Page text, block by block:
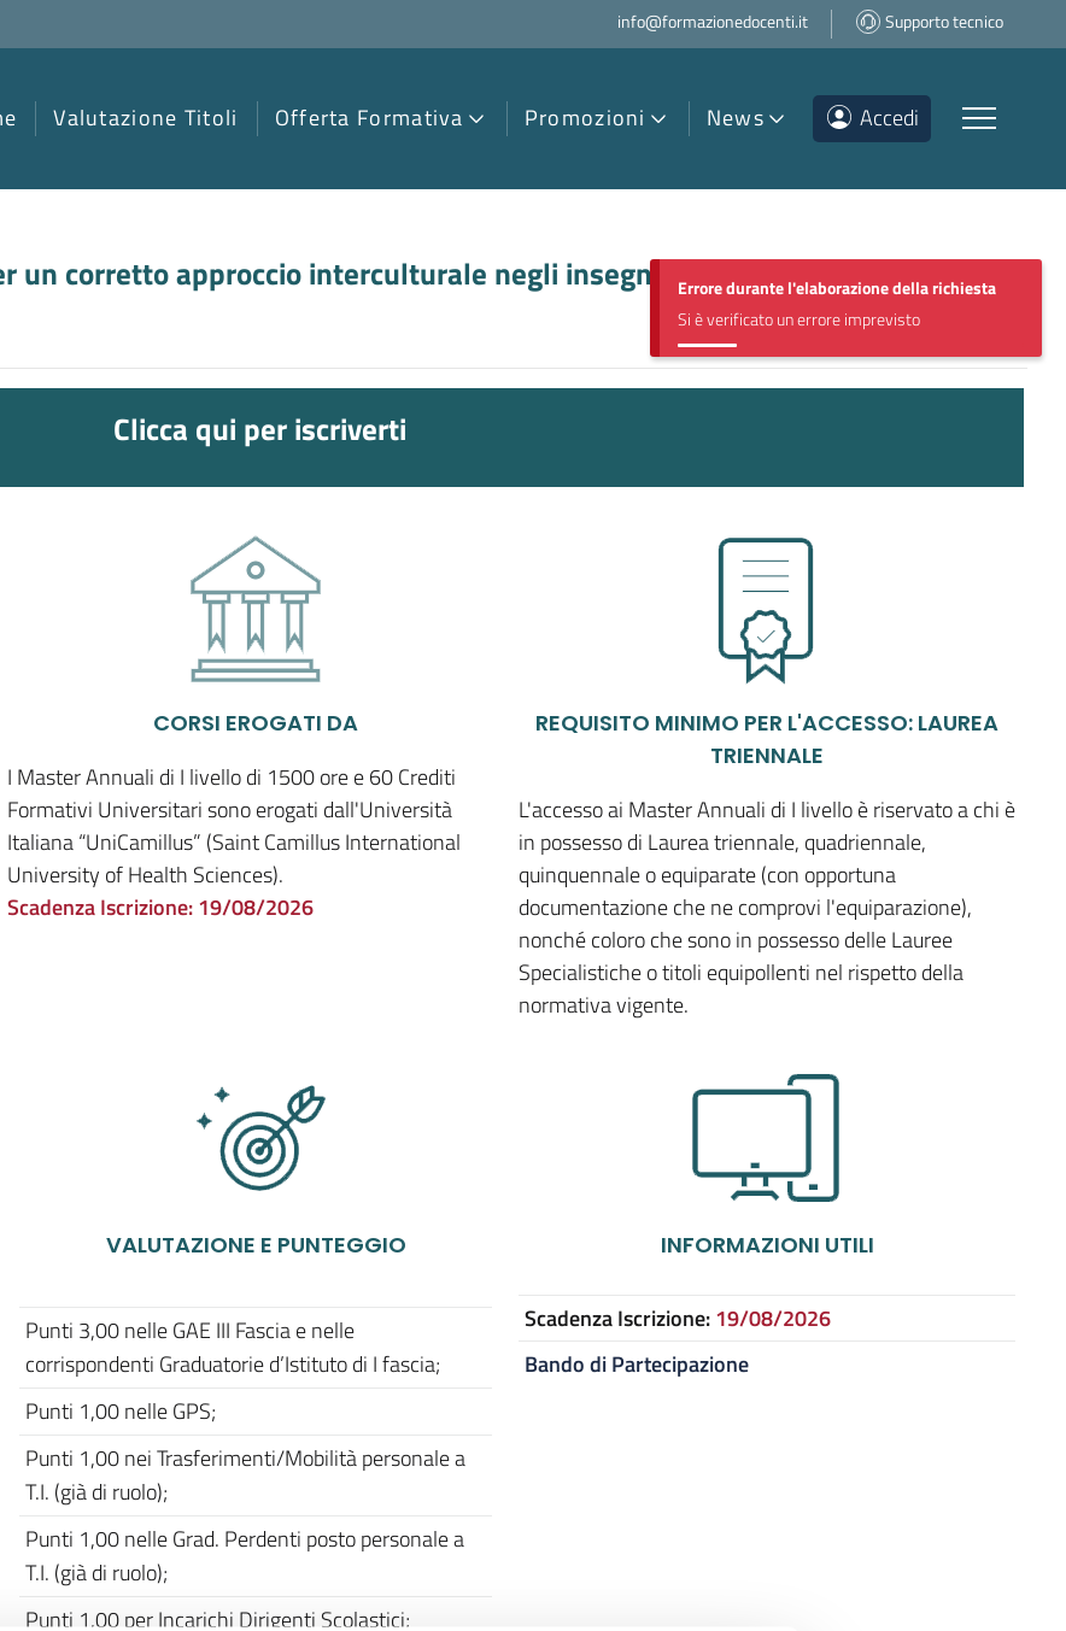
info@formazionedocenti.it Supporto tecnico
Valutazione Titoli Offerta Formativa Promozioni News Accedi
Errore durante l'elaborazione della richiesta
Si è verificato un errore imprevisto
un corretto approccio interculturale negli insegnamenti della scuola
Clicca qui per iscriverti
CORSI EROGATI DA
I Master Annuali di I livello di 1500 ore e 60 Crediti
Formativi Universitari sono erogati dall'Università
Italiana “UniCamillus” (Saint Camillus International
University of Health Sciences).
Scadenza Iscrizione:19/08/2026
REQUISITO MINIMO PER L'ACCESSO: LAUREA
TRIENNALE
L'accesso ai Master Annuali di I livello è riservato a chi è
in possesso di Laurea triennale, quadriennale,
quinquennale o equiparate (con opportuna
documentazione che ne comprovi l'equiparazione),
nonché coloro che sono in possesso delle Lauree
Specialistiche o titoli equipollenti nel rispetto della
normativa vigente.
VALUTAZIONE E PUNTEGGIO
Punti 3,00 nelle GAE III Fascia e nelle
corrispondenti Graduatorie d’Istituto di I fascia;
Punti 1,00 nelle GPS;
Punti 1,00 nei Trasferimenti/Mobilità personale a
T.I. (già di ruolo);
Punti 1,00 nelle Grad. Perdenti posto personale a
T.I. (già di ruolo);
Punti 1,00 per Incarichi Dirigenti Scolastici;
INFORMAZIONI UTILI
Scadenza Iscrizione:19/08/2026
Bando di Partecipazione